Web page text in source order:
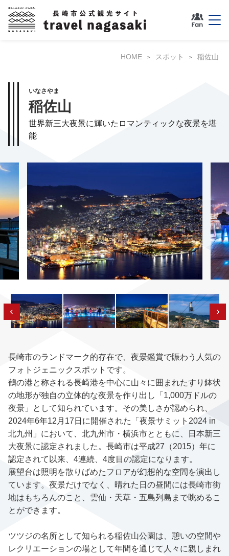
HOME スポット 稲佐山
いなさやま
稲佐山
世界新三大夜景に輝いたロマンティックな夜景を堪
能
長崎市のランドマーク的存在で、夜景鑑賞で賑わう人気の
フォトジェニックスポットです。
鶴の港と称される長崎港を中心に山々に囲まれたすり鉢状
の地形が独自の立体的な夜景を作り出し「1,000万ドルの
夜景」として知られています。その美しさが認められ、
2024年6年12月17日に開催された「夜景サミット2024 in
北九州」において、北九州市・横浜市とともに、日本新三
大夜景に認定されました。長崎市は平成27（2015）年に
認定されて以来、4連続、4度目の認定になります。
展望台は照明を散りばめたフロアが幻想的な空間を演出し
ています。夜景だけでなく、晴れた日の昼間には長崎市街
地はもちろんのこと、雲仙・天草・五島列島まで眺めるこ
とができます。
ツツジの名所として知られる稲佐山公園は、憩いの空間や
レクリエーションの場として年間を通じて人々に親しまれ